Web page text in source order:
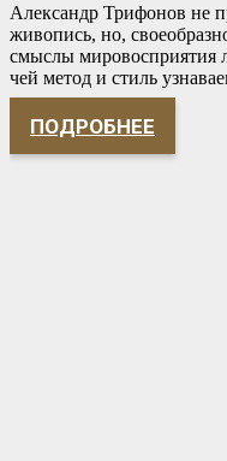
Александр Трифонов не
живопись, но,
смыслы мировосприятия
чей метод и стиль
ПОДРОБНЕЕ